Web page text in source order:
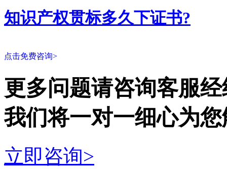
知识产权贯标多久下证书?
点击免费咨询>
更多问题请咨询客服
我们将一对一细心为
立即咨询>